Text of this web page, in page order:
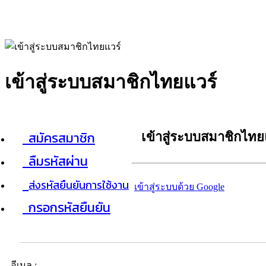
เข้าสู่ระบบสมาชิกไทยแวร์
สมัครสมาชิก
ลืมรหัสผ่าน
ส่งรหัสยืนยันการใช้งาน
กรอกรหัสยืนยัน
เข้าสู่ระบบสมาชิกไท
เข้าสู่ระบบด้วย Google